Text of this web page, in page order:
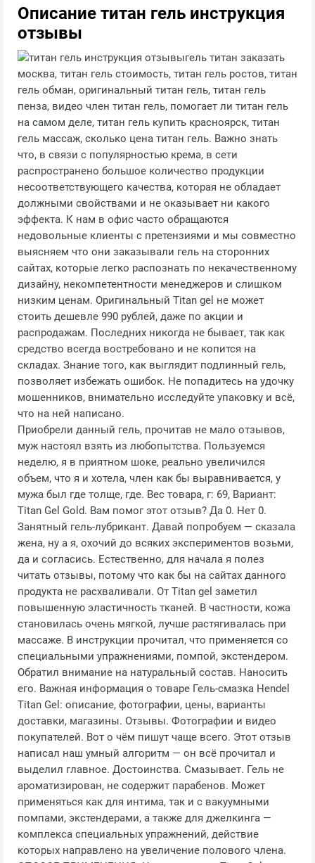
Описание титан гель инструкция
отзывы
гель титан заказать
москва, титан гель стоимость, титан гель ростов, титан
гель обман, оригинальный титан гель, титан гель
пенза, видео член титан гель, помогает ли титан гель
на самом деле, титан гель купить красноярск, титан
гель массаж, сколько цена титан гель. Важно знать
что, в связи с популярностью крема, в сети
распространено большое количество продукции
несоответствующего качества, которая не обладает
должными свойствами и не оказывает ни какого
эффекта. К нам в офис часто обращаются
недовольные клиенты с претензиями и мы совместно
выясняем что они заказывали гель на сторонних
сайтах, которые легко распознать по некачественному
дизайну, некомпетентности менеджеров и слишком
низким ценам. Оригинальный Titan gel не может
стоить дешевле 990 рублей, даже по акции и
распродажам. Последних никогда не бывает, так как
средство всегда востребовано и не копится на
складах. Знание того, как выглядит подлинный гель,
позволяет избежать ошибок. Не попадитесь на удочку
мошенников, внимательно исследуйте упаковку и всё,
что на ней написано.
Приобрели данный гель, прочитав не мало отзывов,
муж настоял взять из любопытства. Пользуемся
неделю, я в приятном шоке, реально увеличился
объем, что я и хотела, член как бы выравнивается, у
мужа был где толще, где. Вес товара, г: 69, Вариант:
Titan Gel Gold. Вам помог этот отзыв? Да 0. Нет 0.
Занятный гель-лубрикант. Давай попробуем — сказала
жена, ну а я, охочий до всяких экспериментов возьми,
да и согласись. Естественно, для начала я полез
читать отзывы, потому что как бы на сайтах данного
продукта не расхваливали. От Titan gel заметил
повышенную эластичность тканей. В частности, кожа
становилась очень мягкой, лучше растягивалась при
массаже. В инструкции прочитал, что применяется со
специальными упражнениями, помпой, экстендером.
Обратил внимание на натуральный состав. Наносить
его. Важная информация о товаре Гель-смазка Hendel
Titan Gel: описание, фотографии, цены, варианты
доставки, магазины. Отзывы. Фотографии и видео
покупателей. Вот о чём пишут чаще всего. Этот отзыв
написал наш умный алгоритм — он всё прочитал и
выделил главное. Достоинства. Смазывает. Гель не
ароматизирован, не содержит парабенов. Может
применяться как для интима, так и с вакуумными
помпами, экстендерами, а также для джелкинга —
комплекса специальных упражнений, действие
которых направлено на увеличение полового члена.